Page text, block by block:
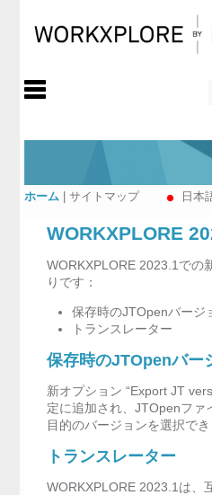
ホーム| サイトマップ 日本
WORKXPLORE
WORKXPLORE 2023.1での
りです：
保存時のJTOpenバージ
トランスレーター
保存時のJTOpenバー
新オプション “Export JT
定に追加され、JTOpenファ
目的のバージョンを選択でき
トランスレーター
WORKXPLORE 2023.1は、